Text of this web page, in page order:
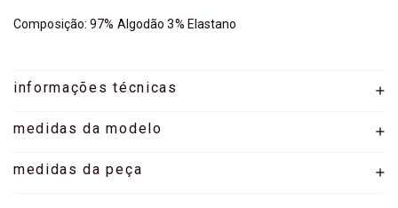
Composição: 97% Algodão 3% Elastano
informações técnicas
medidas da modelo
medidas da peça